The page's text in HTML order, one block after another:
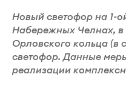
Новый светофор на 1-
Набережных Челнах, в
Орловского кольца (в
светофор. Данные
реализации